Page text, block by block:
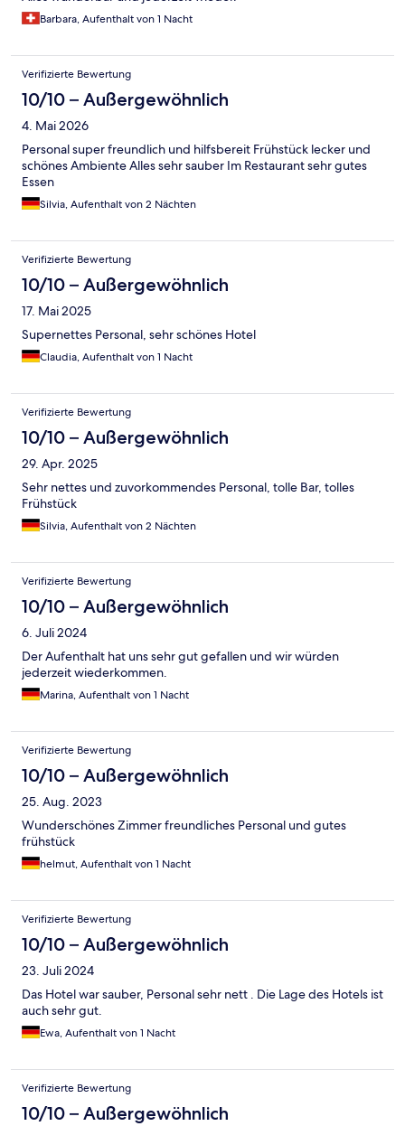
Barbara, Aufenthalt von 1 Nacht
Verifizierte Bewertung
10/10 – Außergewöhnlich
4. Mai 2026
Personal super freundlich und hilfsbereit Frühstück lecker und
schönes Ambiente Alles sehr sauber Im Restaurant sehr gutes
Essen
Silvia, Aufenthalt von 2 Nächten
Verifizierte Bewertung
10/10 – Außergewöhnlich
17. Mai 2025
Supernettes Personal, sehr schönes Hotel
Claudia, Aufenthalt von 1 Nacht
Verifizierte Bewertung
10/10 – Außergewöhnlich
29. Apr. 2025
Sehr nettes und zuvorkommendes Personal, tolle Bar, tolles
Frühstück
Silvia, Aufenthalt von 2 Nächten
Verifizierte Bewertung
10/10 – Außergewöhnlich
6. Juli 2024
Der Aufenthalt hat uns sehr gut gefallen und wir würden
jederzeit wiederkommen.
Marina, Aufenthalt von 1 Nacht
Verifizierte Bewertung
10/10 – Außergewöhnlich
25. Aug. 2023
Wunderschönes Zimmer freundliches Personal und gutes
frühstück
helmut, Aufenthalt von 1 Nacht
Verifizierte Bewertung
10/10 – Außergewöhnlich
23. Juli 2024
Das Hotel war sauber, Personal sehr nett . Die Lage des Hotels ist
auch sehr gut.
Ewa, Aufenthalt von 1 Nacht
Verifizierte Bewertung
10/10 – Außergewöhnlich